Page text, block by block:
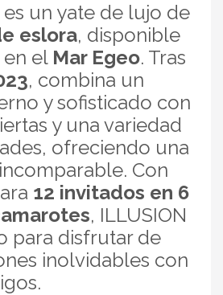
es un yate de lujo de
eslora, disponible
en el Mar Egeo. Tras
, combina un
y sofisticado con
y una variedad
ofreciendo una
Con
12 invitados en 6
, ILLUSION
para disfrutar de
inolvidables con